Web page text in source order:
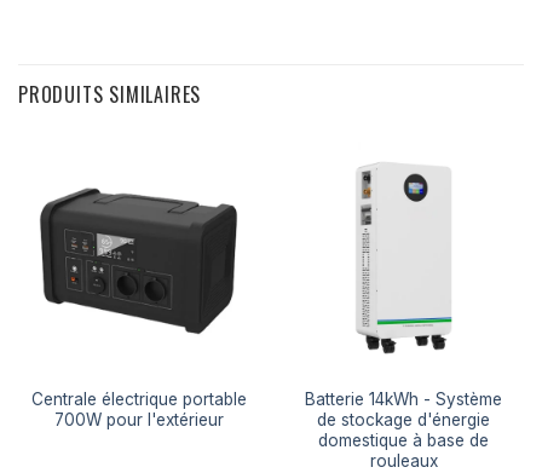
PRODUITS SIMILAIRES
Centrale électrique portable
700W pour l'extérieur
Batterie 14kWh - Système
de stockage d'énergie
domestique à base de
rouleaux